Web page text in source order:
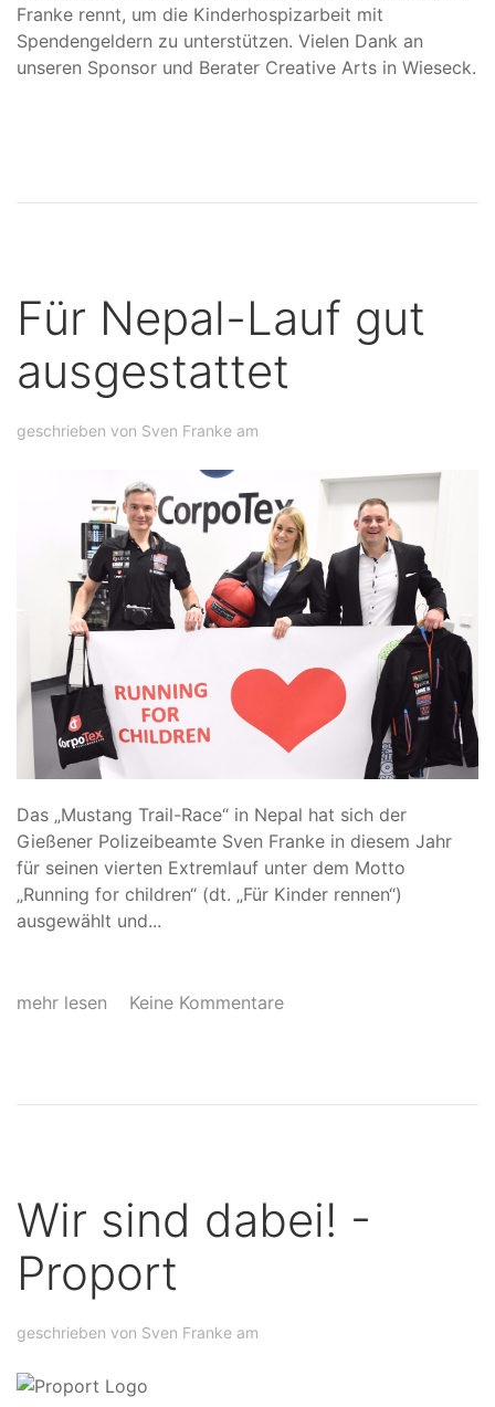
Franke rennt, um die Kinderhospizarbeit mit
Spendengeldern zu unterstützen. Vielen Dank an
unseren Sponsor und Berater Creative Arts in Wieseck.
Für Nepal-Lauf gut
ausgestattet
geschrieben von Sven Franke am
Das „Mustang Trail-Race“ in Nepal hat sich der
Gießener Polizeibeamte Sven Franke in diesem Jahr
für seinen vierten Extremlauf unter dem Motto
„Running for children“ (dt. „Für Kinder rennen“)
ausgewählt und...
mehr lesen Keine Kommentare
Wir sind dabei! -
Proport
geschrieben von Sven Franke am